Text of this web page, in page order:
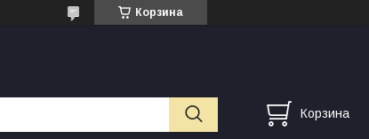
Корзина
Корзина